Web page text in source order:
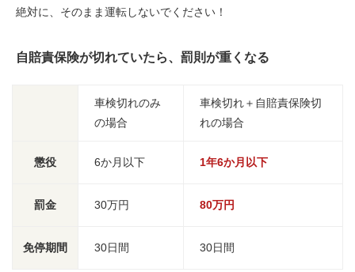
絶対に、そのまま運転しないでください！
自賠責保険が切れていたら、罰則が重くなる
車検切れのみ
の場合
車検切れ＋自賠責保険切
れの場合
懲役 6か月以下 1年6か月以下
罰金 30万円 80万円
免停期間 30日間 30日間